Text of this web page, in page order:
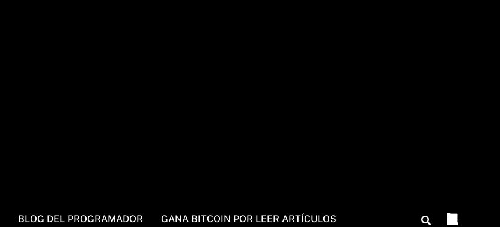
BLOG DEL PROGRAMADOR GANA BITCOIN POR LEER ARTÍCULOS